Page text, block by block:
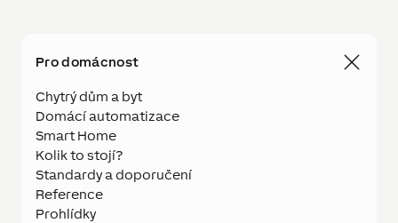
Pro domácnost
Chytrý dům a byt
Domácí automatizace
Smart Home
Kolik to stojí?
Standardy a doporučení
Reference
Prohlídky